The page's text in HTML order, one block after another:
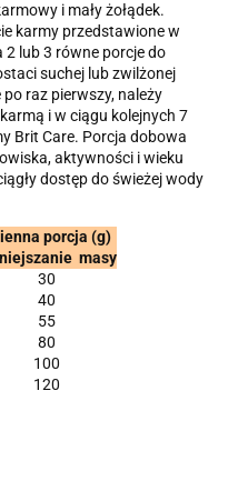
i mały żołądek.
karmy przedstawione w
2 lub 3 równe porcje do
suchej lub zwilżonej
raz pierwszy, należy
i w ciągu kolejnych 7
Brit Care. Porcja dobowa
aktywności i wieku
dostęp do świeżej wody
porcja (g)
masy
30
40
55
80
100
120